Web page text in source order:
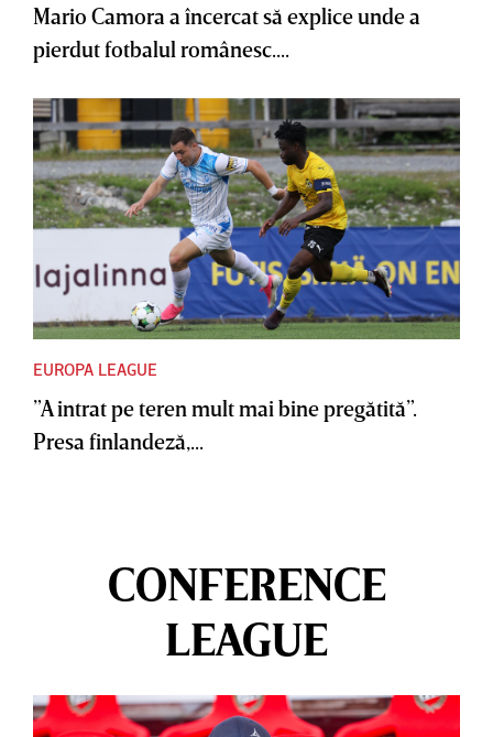
Mario Camora a încercat să explice unde a
pierdut fotbalul românesc....
EUROPA LEAGUE
”A intrat pe teren mult mai bine pregătită”.
Presa finlandeză,...
CONFERENCE
LEAGUE